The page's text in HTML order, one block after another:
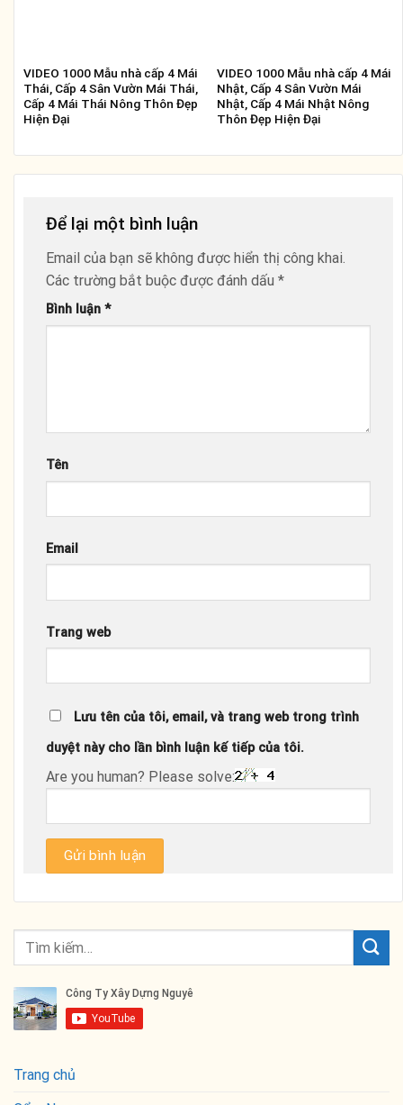
VIDEO 1000 Mẫu nhà cấp 4 Mái
Thái, Cấp 4 Sân Vườn Mái Thái,
Cấp 4 Mái Thái Nông Thôn Đẹp
Hiện Đại
VIDEO 1000 Mẫu nhà cấp 4 Mái
Nhật, Cấp 4 Sân Vườn Mái
Nhật, Cấp 4 Mái Nhật Nông
Thôn Đẹp Hiện Đại
Để lại một bình luận
Email của bạn sẽ không được hiển thị công khai.
Các trường bắt buộc được đánh dấu *
Bình luận *
Tên
Email
Trang web
Lưu tên của tôi, email, và trang web trong trình
duyệt này cho lần bình luận kế tiếp của tôi.
Are you human? Please solve:
Trang chủ